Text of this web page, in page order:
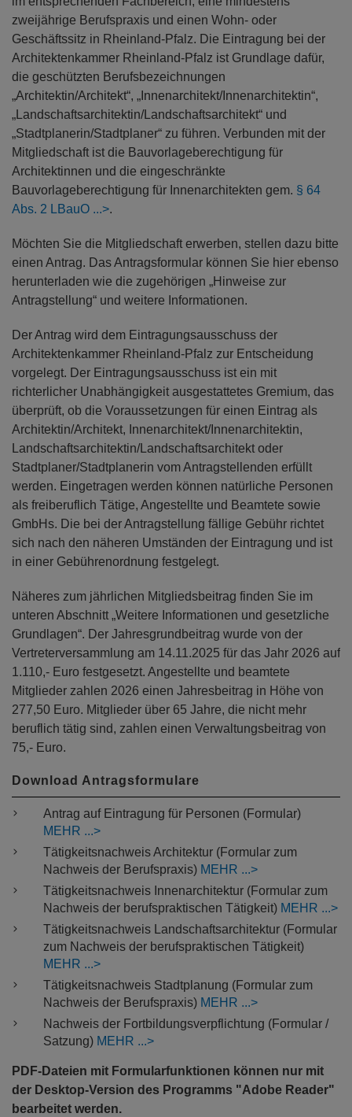
zweijährige Berufspraxis und einen Wohn- oder
Geschäftssitz in Rheinland-Pfalz. Die Eintragung bei der
Architektenkammer Rheinland-Pfalz ist Grundlage dafür,
die geschützten Berufsbezeichnungen
„Architektin/Architekt“, „Innenarchitekt/Innenarchitektin“,
„Landschaftsarchitektin/Landschaftsarchitekt“ und
„Stadtplanerin/Stadtplaner“ zu führen. Verbunden mit der
Mitgliedschaft ist die Bauvorlageberechtigung für
Architektinnen und die eingeschränkte
Bauvorlageberechtigung für Innenarchitekten gem. § 64
Abs. 2 LBauO
.
Möchten Sie die Mitgliedschaft erwerben, stellen dazu bitte
einen Antrag. Das Antragsformular können Sie hier ebenso
herunterladen wie die zugehörigen „Hinweise zur
Antragstellung“ und weitere Informationen.
Der Antrag wird dem Eintragungsausschuss der
Architektenkammer Rheinland-Pfalz zur Entscheidung
vorgelegt. Der Eintragungsausschuss ist ein mit
richterlicher Unabhängigkeit ausgestattetes Gremium, das
überprüft, ob die Voraussetzungen für einen Eintrag als
Architektin/Architekt, Innenarchitekt/Innenarchitektin,
Landschaftsarchitektin/Landschaftsarchitekt oder
Stadtplaner/Stadtplanerin vom Antragstellenden erfüllt
werden. Eingetragen werden können natürliche Personen
als freiberuflich Tätige, Angestellte und Beamtete sowie
GmbHs. Die bei der Antragstellung fällige Gebühr richtet
sich nach den näheren Umständen der Eintragung und ist
in einer Gebührenordnung festgelegt.
Näheres zum jährlichen Mitgliedsbeitrag finden Sie im
unteren Abschnitt „Weitere Informationen und gesetzliche
Grundlagen“. Der Jahresgrundbeitrag wurde von der
Vertreterversammlung am 14.11.2025 für das Jahr 2026 auf
1.110,- Euro festgesetzt. Angestellte und beamtete
Mitglieder zahlen 2026 einen Jahresbeitrag in Höhe von
277,50 Euro. Mitglieder über 65 Jahre, die nicht mehr
beruflich tätig sind, zahlen einen Verwaltungsbeitrag von
75,- Euro.
Download Antragsformulare
Antrag auf Eintragung für Personen (Formular)
MEHR
Tätigkeitsnachweis Architektur (Formular zum
Nachweis der Berufspraxis) MEHR
Tätigkeitsnachweis Innenarchitektur (Formular zum
Nachweis der berufspraktischen Tätigkeit) MEHR
Tätigkeitsnachweis Landschaftsarchitektur (Formular
zum Nachweis der berufspraktischen Tätigkeit)
MEHR
Tätigkeitsnachweis Stadtplanung (Formular zum
Nachweis der Berufspraxis) MEHR
Nachweis der Fortbildungsverpflichtung (Formular /
Satzung) MEHR
PDF-Dateien mit Formularfunktionen können nur mit
der Desktop-Version des Programms "Adobe Reader"
bearbeitet werden.